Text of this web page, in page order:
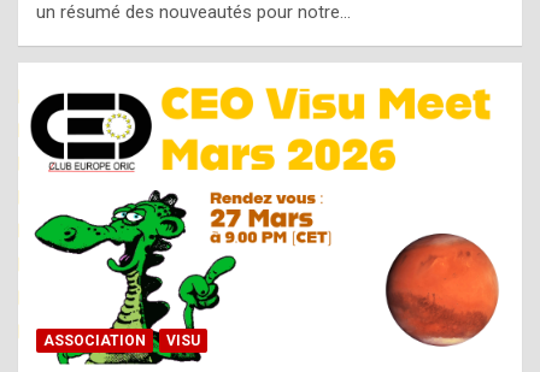
n
u
i
n
e
R
o
un résumé des nouveautés pour notre…
ASSOCIATION VISU